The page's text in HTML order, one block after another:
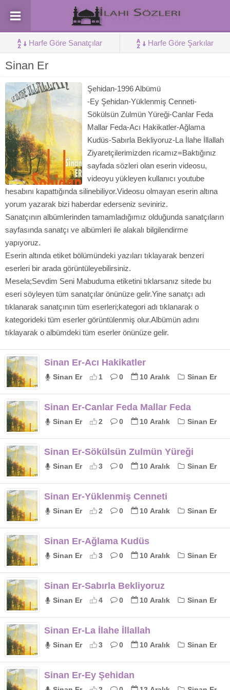
Harfe Göre Sanatçılar Harfe Göre Şarkılar
Sinan Er
Şehidan-1996 Albümü
-Ey Şehidan-Yüklenmiş Cenneti-
Sökülsün Zulmün Yüreği-Canlar Feda
Mallar Feda-Acı Hakikatler-Ağlama
Kudüs-Sabırla Bekliyoruz-La İlahe İllallah
Ziyaretçilerimizden ricamız=Baktığınız
sayfada sözleri olan eserin videosu,
videoyu yükleyen kullanıcı youtube
hesabını kapattığında silinebiliyor.Videosu olmayan eserin altına
yorum yazarak bizi haberdar ederseniz seviniriz.
Sanatçının albümlerinden tamamladığımız olduğunda sanatçıların
sayfasında sanatçı ve albümleri ile alakalı bilgilendirme
yapıyoruz.
Eserin altında etiket bölümündeki yazıları tıklayarak benzeri
eserleri bir arada görüntüleyebilirsiniz.
Mesela;Sevdim Seni Mabuduma etiketini tıklarsanız sitede bu
eseri söyleyen tüm sanatçılar önünüze gelir.Yine sanatçı adı
tıklanarak sanatçının tüm eserleri;kategori adı tıklanarak o
kategorideki tüm eserler görüntülenmiş olur.Albümün adını
tıklayarak o albümdeki tüm eserler önünüze gelir.
Sinan Er-Acı Hakikatler
Sinan Er 1 0 10 Aralık Sinan Er
Sinan Er-Canlar Feda Mallar Feda
Sinan Er 2 0 10 Aralık Sinan Er
Sinan Er-Sökülsün Zulmün Yüreği
Sinan Er 3 0 10 Aralık Sinan Er
Sinan Er-Yüklenmiş Cenneti
Sinan Er 2 0 10 Aralık Sinan Er
Sinan Er-Ağlama Kudüs
Sinan Er 3 0 10 Aralık Sinan Er
Sinan Er-Sabırla Bekliyoruz
Sinan Er 4 0 10 Aralık Sinan Er
Sinan Er-La İlahe İllallah
Sinan Er 3 0 10 Aralık Sinan Er
Sinan Er-Ey Şehidan